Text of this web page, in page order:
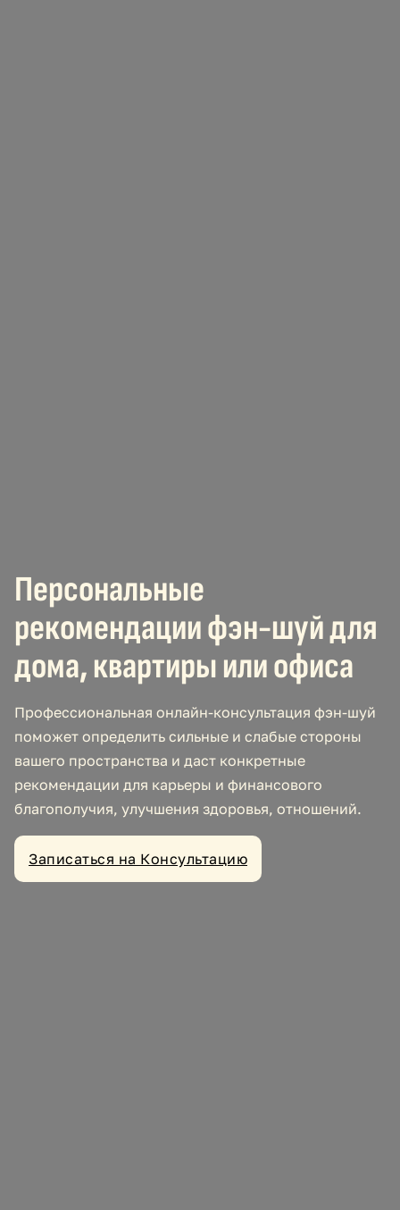
Персональные
рекомендации фэн-шуй для
дома, квартиры или офиса
Профессиональная онлайн-консультация фэн-шуй
поможет определить сильные и слабые стороны
вашего пространства и даст конкретные
рекомендации для карьеры и финансового
благополучия, улучшения здоровья, отношений.
Записаться на Консультацию